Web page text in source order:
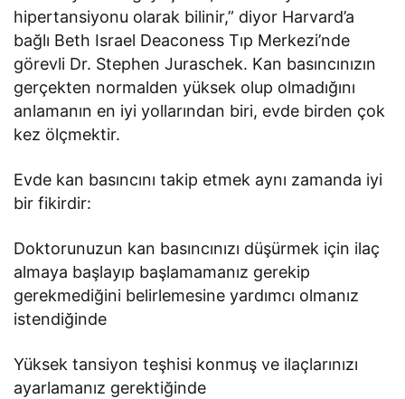
hipertansiyonu olarak bilinir,” diyor Harvard’a
bağlı Beth Israel Deaconess Tıp Merkezi’nde
görevli Dr. Stephen Juraschek. Kan basıncınızın
gerçekten normalden yüksek olup olmadığını
anlamanın en iyi yollarından biri, evde birden çok
kez ölçmektir.
Evde kan basıncını takip etmek aynı zamanda iyi
bir fikirdir:
Doktorunuzun kan basıncınızı düşürmek için ilaç
almaya başlayıp başlamamanız gerekip
gerekmediğini belirlemesine yardımcı olmanız
istendiğinde
Yüksek tansiyon teşhisi konmuş ve ilaçlarınızı
ayarlamanız gerektiğinde